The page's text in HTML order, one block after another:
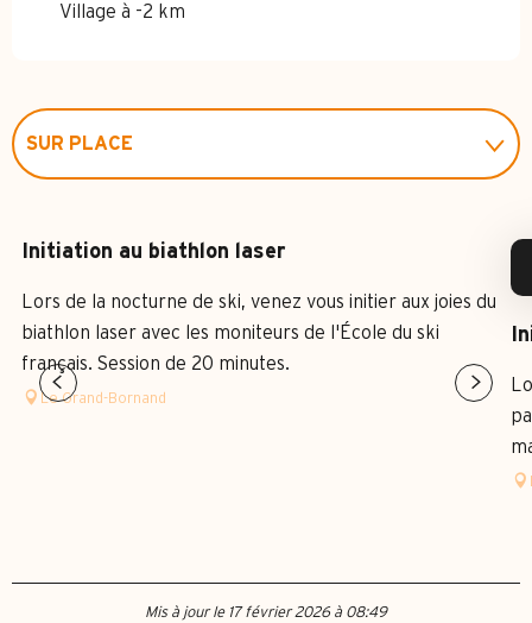
Village à -2 km
SUR PLACE
Initiation au biathlon laser
Lors de la nocturne de ski, venez vous initier aux joies du
biathlon laser avec les moniteurs de l'École du ski
français. Session de 20 minutes.
Le Grand-Bornand
Mis à jour le 17 février 2026 à 08:49